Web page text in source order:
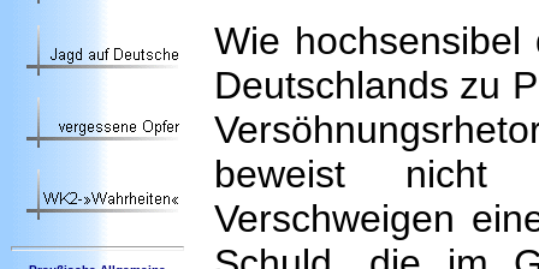
Wie hochsensibel
Deutschlands zu
beweist nicht
Verschweigen